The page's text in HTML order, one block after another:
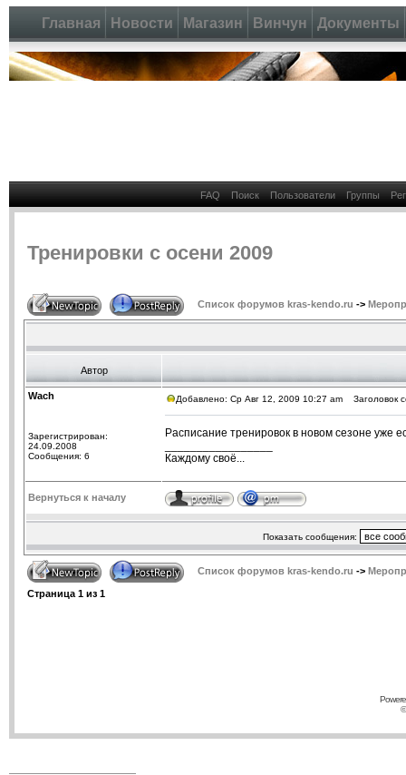
Главная Новости Магазин Винчун Документы
FAQ Поиск Пользователи Группы
Тренировки с осени 2009
Список форумов kras-kendo.ru ->
Автор
Wach
Зарегистрирован:
24.09.2008
Сообщения: 6
Добавлено: Ср Авг 12, 2009 10:27 am Заголовок
Расписание тренировок в новом сезоне уже
Каждому своё...
Вернуться к началу
Показать сообщения:
Список форумов kras-kendo.ru ->
Страница 1 из 1